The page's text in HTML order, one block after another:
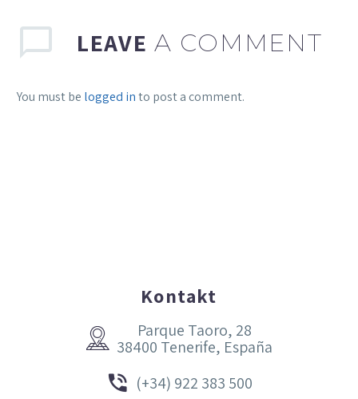
LEAVE A COMMENT
You must be logged into post a comment.
Kontakt


Parque Taoro, 28
38400 Tenerife, España

 (+34) 922 383 500